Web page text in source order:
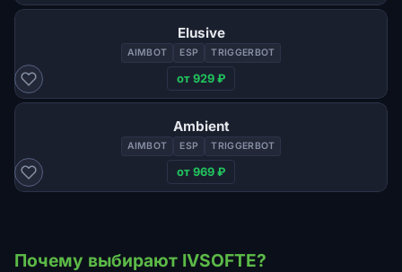
Elusive
AIMBOT ESP TRIGGERBOT
от 929 ₽
Ambient
AIMBOT ESP TRIGGERBOT
от 969 ₽
Почему выбирают IVSOFTE?